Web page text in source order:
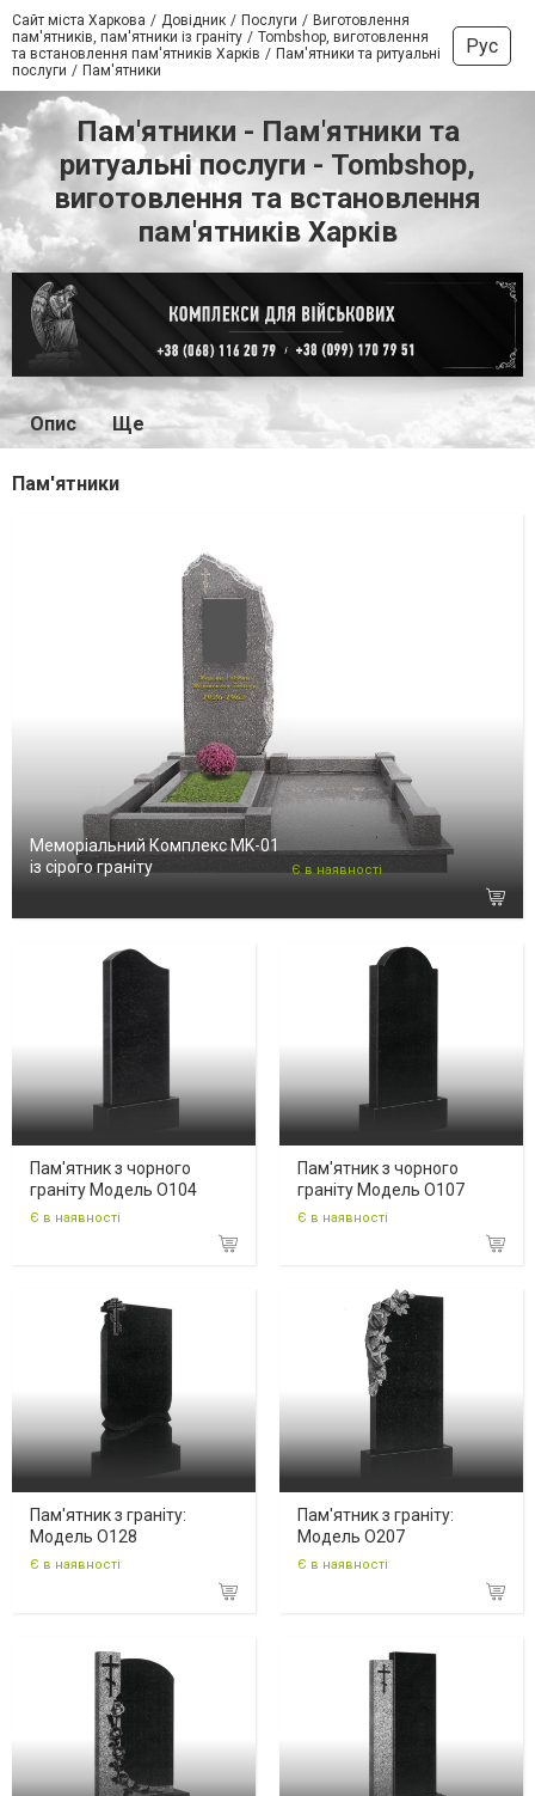
Сайт міста Харкова Довідник Послуги
Виготовлення
пам'ятників, пам'ятники із граніту
Tombshop, виготовлення
та встановлення пам'ятників Харків
Пам'ятники та ритуальні
послуги
Пам'ятники
Рус
Пам'ятники - Пам'ятники та
ритуальні послуги - Tombshop,
виготовлення та встановлення
пам'ятників Харків
Опис Ще
Пам'ятники
Меморіальний Комплекс MK-01
із сірого граніту
Є в наявності
Пам'ятник з чорного
граніту Модель O104
Є в наявності
Пам'ятник з чорного
граніту Модель O107
Є в наявності
Пам'ятник з граніту:
Модель O128
Є в наявності
Пам'ятник з граніту:
Модель O207
Є в наявності